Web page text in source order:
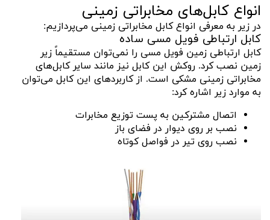
انواع کابل‌های مخابراتی زمینی
در زیر به معرفی انواع کابل مخابراتی زمینی می‌پردازیم:
کابل ارتباطی فویل مسی ساده
کابل ارتباطی زمین فویل مسی را نمی‌توان مستقیماً زیر
زمین نصب کرد. روکش این کابل نیز مانند سایر کابل‌های
مخابراتی زمینی مشکی است. از کاربردهای این کابل می‌توان
به موارد زیر اشاره کرد:
اتصال مشترکین به پست توزیع مخابرات
نصب بر روی دیوار در فضای باز
نصب روی تیر در فواصل کوتاه